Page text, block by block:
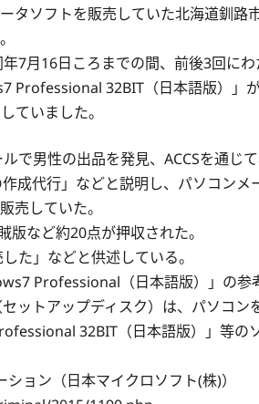
タソフトを販売していた北海道釧路
7月16日ころまでの間、前後3回に
32BIT（日本語版）」
ていました。
で男性の出品を発見、ACCSを通じて
成代行」などと説明し、パソコン
売していた。
など約20点が押収された。
た」などと供述している。
Professional（日本語版）」の参
ットアップディスク）は、パソコン
32BIT（日本語版）」等の
ョン（日本マイクロソフト(株)）